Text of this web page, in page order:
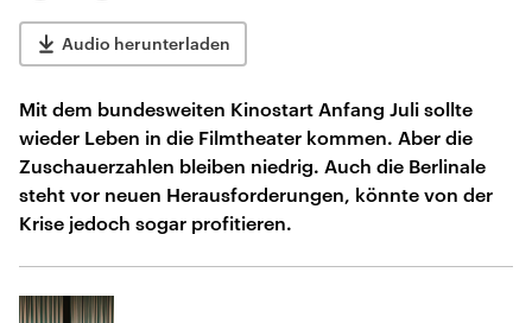
Audio herunterladen
Mit dem bundesweiten Kinostart Anfang Juli sollte
wieder Leben in die Filmtheater kommen. Aber die
Zuschauerzahlen bleiben niedrig. Auch die Berlinale
steht vor neuen Herausforderungen, könnte von der
Krise jedoch sogar profitieren.